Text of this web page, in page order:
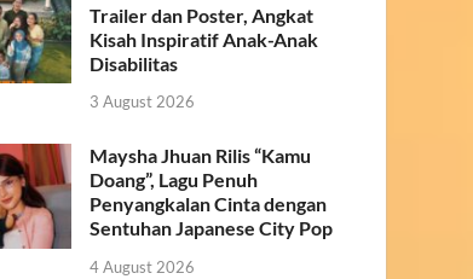
Trailer dan Poster, Angkat
Kisah Inspiratif Anak-Anak
Disabilitas
3 August 2026
Maysha Jhuan Rilis “Kamu
Doang”, Lagu Penuh
Penyangkalan Cinta dengan
Sentuhan Japanese City Pop
4 August 2026